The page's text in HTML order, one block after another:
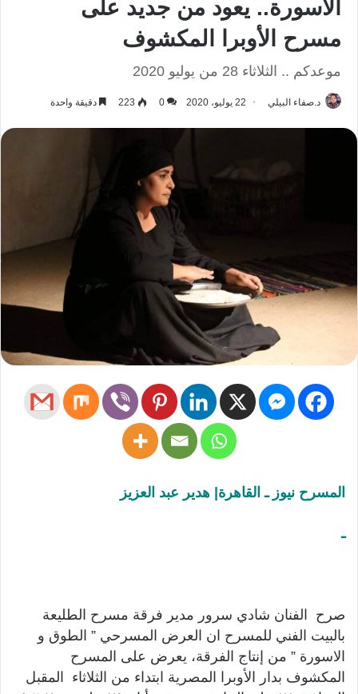
الاسورة.. يعود من جديد على
مسرح الأوبرا المكشوف
موعدكم .. الثلاثاء 28 من يوليو 2020
د.صفاء البيلي 22 يوليو، 2020 0
223 دقيقة واحدة
المسرح نيوز ـ القاهرة| هدير عبد العزيز
ـ
صرح الفنان شادي سرور مدير فرقة مسرح الطليعة
بالبيت الفني للمسرح ان العرض المسرحي ” الطوق و
الاسورة ” من إنتاج الفرقة، يعرض على المسرح
المكشوف بدار الأوبرا المصرية ابتداء من الثلاثاء المقبل